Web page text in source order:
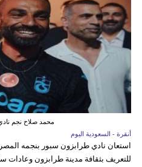
محمد صلاح نجم
أنقرة - السعودية اليوم
استعان نادي طرابزون سبور بنجمه
للتعريف بثقافة مدينة طرابزون وعادات